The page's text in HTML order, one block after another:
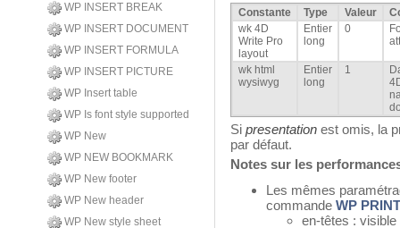
WP INSERT BREAK
WP INSERT DOCUMENT
WP INSERT FORMULA
WP INSERT PICTURE
WP Insert table
WP Is font style supported
WP New
WP NEW BOOKMARK
WP New footer
WP New header
WP New style sheet
Constante Type Valeur
wk 4D
Write Pro
layout
Entier
long
0
wk html
wysiwyg
Entier
long
1
Si presentation est omis, la
par défaut.
Notes sur les
Les mêmes
commande WP PRINT
en-têtes : visible